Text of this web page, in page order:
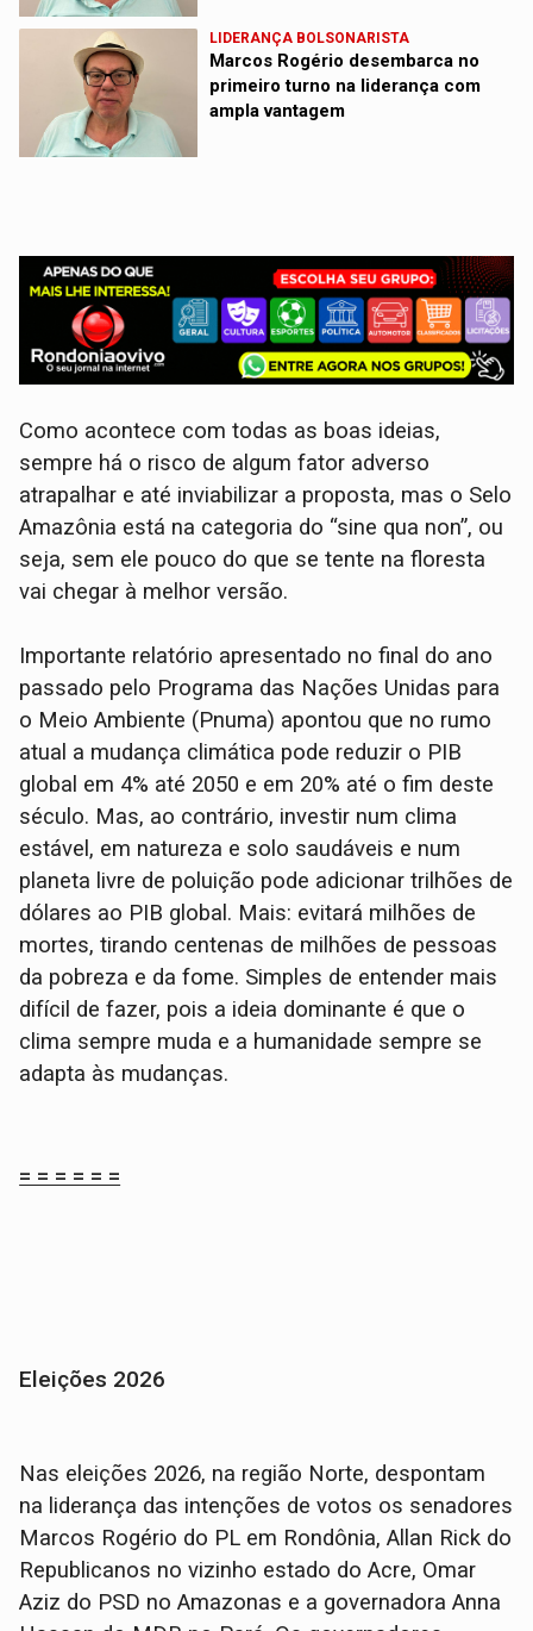
LIDERANÇA BOLSONARISTA
Marcos Rogério desembarca no
primeiro turno na liderança com
ampla vantagem
Como acontece com todas as boas ideias,
sempre há o risco de algum fator adverso
atrapalhar e até inviabilizar a proposta, mas o Selo
Amazônia está na categoria do “sine qua non”, ou
seja, sem ele pouco do que se tente na floresta
vai chegar à melhor versão.
Importante relatório apresentado no final do ano
passado pelo Programa das Nações Unidas para
o Meio Ambiente (Pnuma) apontou que no rumo
atual a mudança climática pode reduzir o PIB
global em 4% até 2050 e em 20% até o fim deste
século. Mas, ao contrário, investir num clima
estável, em natureza e solo saudáveis e num
planeta livre de poluição pode adicionar trilhões de
dólares ao PIB global. Mais: evitará milhões de
mortes, tirando centenas de milhões de pessoas
da pobreza e da fome. Simples de entender mais
difícil de fazer, pois a ideia dominante é que o
clima sempre muda e a humanidade sempre se
adapta às mudanças.
= = = = = =
Eleições 2026
Nas eleições 2026, na região Norte, despontam
na liderança das intenções de votos os senadores
Marcos Rogério do PL em Rondônia, Allan Rick do
Republicanos no vizinho estado do Acre, Omar
Aziz do PSD no Amazonas e a governadora Anna